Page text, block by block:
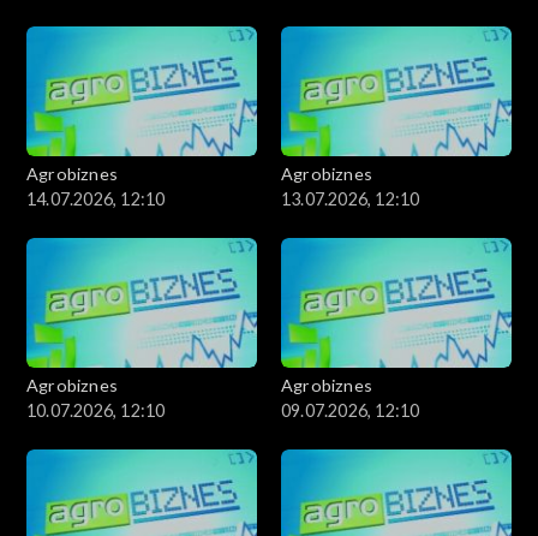
Agrobiznes
14.07.2026, 12:10
Agrobiznes
13.07.2026, 12:10
Agrobiznes
10.07.2026, 12:10
Agrobiznes
09.07.2026, 12:10